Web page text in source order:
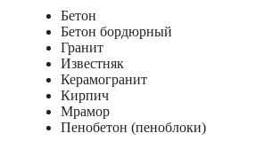
Бетон
Бетон бордюрный
Гранит
Известняк
Керамогранит
Кирпич
Мрамор
Пенобетон (пеноблоки)